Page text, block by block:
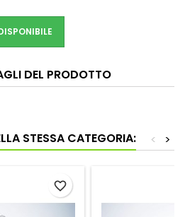
DEL PRODOTTO
STESSA CATEGORIA: >
<
favorite_border